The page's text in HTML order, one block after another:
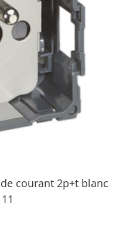
de courant 2p+t blanc